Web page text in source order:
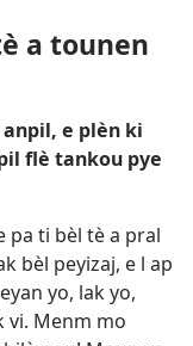
a tounen
e plèn ki
flè tankou pye
pa ti bèl tè a pral
bèl peyizaj, e l ap
yo, lak yo,
vi. Menm mo